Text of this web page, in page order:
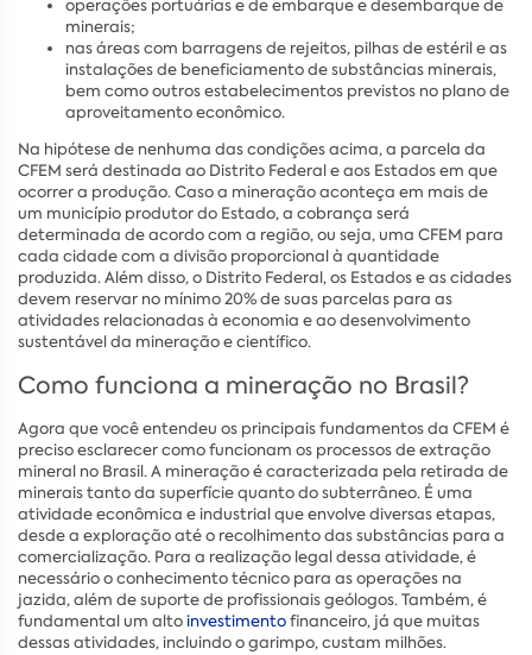
operações portuárias e de embarque e desembarque de
minerais;
nas áreas com barragens de rejeitos, pilhas de estéril e as
instalações de beneficiamento de substâncias minerais,
bem como outros estabelecimentos previstos no plano de
aproveitamento econômico.
Na hipótese de nenhuma das condições acima, a parcela da
CFEM será destinada ao Distrito Federal e aos Estados em que
ocorrer a produção. Caso a mineração aconteça em mais de
um município produtor do Estado, a cobrança será
determinada de acordo com a região, ou seja, uma CFEM para
cada cidade com a divisão proporcional à quantidade
produzida. Além disso, o Distrito Federal, os Estados e as cidades
devem reservar no mínimo 20% de suas parcelas para as
atividades relacionadas à economia e ao desenvolvimento
sustentável da mineração e científico.
Como funciona a mineração no Brasil?
Agora que você entendeu os principais fundamentos da CFEM é
preciso esclarecer como funcionam os processos de extração
mineral no Brasil. A mineração é caracterizada pela retirada de
minerais tanto da superfície quanto do subterrâneo. É uma
atividade econômica e industrial que envolve diversas etapas,
desde a exploração até o recolhimento das substâncias para a
comercialização. Para a realização legal dessa atividade, é
necessário o conhecimento técnico para as operações na
jazida, além de suporte de profissionais geólogos. Também, é
fundamental um altoinvestimentofinanceiro, já que muitas
dessas atividades, incluindo o garimpo, custam milhões.